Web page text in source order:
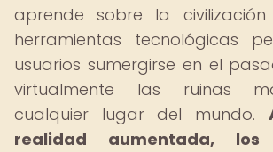
aprende sobre la civilización
herramientas tecnológicas
usuarios sumergirse en el
virtualmente las ruinas
cualquier lugar del mundo.
realidad aumentada, los